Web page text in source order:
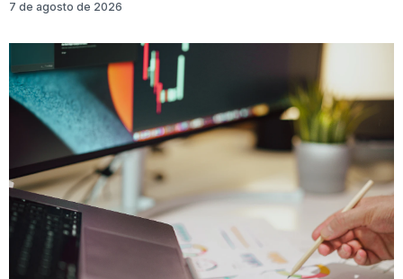
7 de agosto de 2026